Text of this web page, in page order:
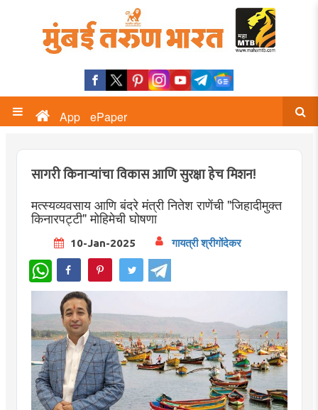
App ePaper
सागरी किनाऱ्यांचा विकास आणि सुरक्षा हेच मिशन!
मत्स्यव्यवसाय आणि बंदरे मंत्री नितेश राणेंची "जिहादीमुक्त
किनारपट्टी" मोहिमेची घोषणा
10-Jan-2025 गायत्री श्रीगोंदेकर
WhatsApp